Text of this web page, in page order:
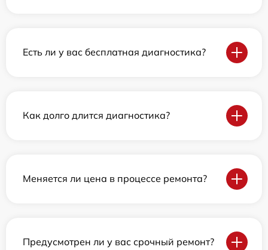
Есть ли у вас бесплатная диагностика?
Как долго длится диагностика?
Меняется ли цена в процессе ремонта?
Предусмотрен ли у вас срочный ремонт?